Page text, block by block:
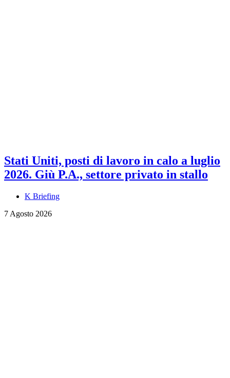
Stati Uniti, posti di lavoro in calo a luglio
2026. Giù P.A., settore privato in stallo
K Briefing
7 Agosto 2026